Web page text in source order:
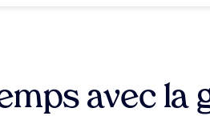
avec la